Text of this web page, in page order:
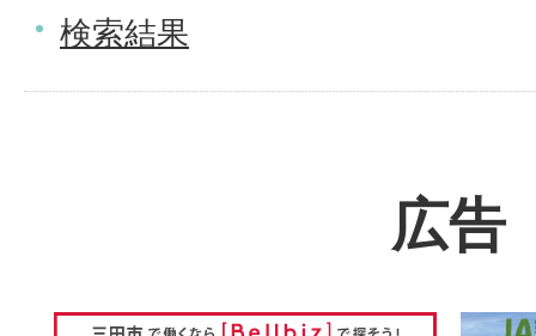
検索結果
広告